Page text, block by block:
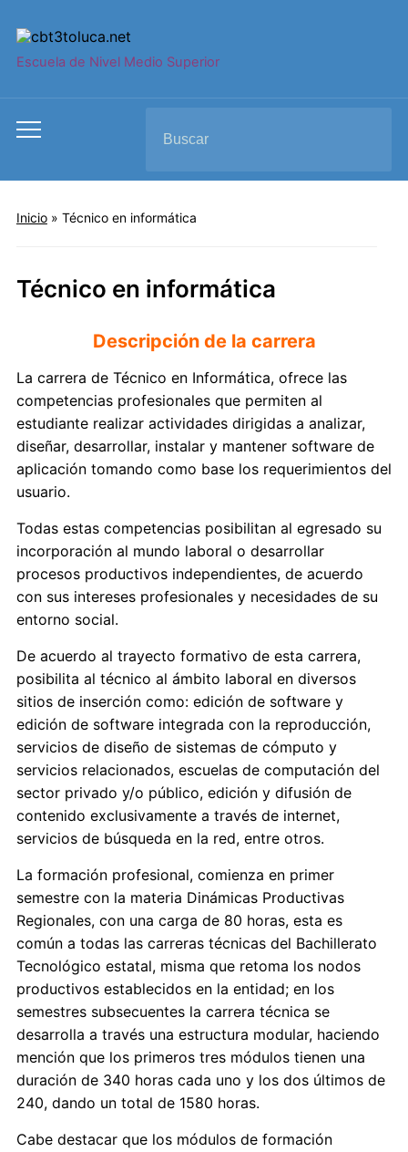
Escuela de Nivel Medio Superior
Toggle
menu
for:
Inicio» Técnico en informática
Técnico en informática
Descripción de la carrera
La carrera de Técnico en Informática, ofrece las
competencias profesionales que permiten al
estudiante realizar actividades dirigidas a analizar,
diseñar, desarrollar, instalar y mantener software de
aplicación tomando como base los requerimientos del
usuario.
Todas estas competencias posibilitan al egresado su
incorporación al mundo laboral o desarrollar
procesos productivos independientes, de acuerdo
con sus intereses profesionales y necesidades de su
entorno social.
De acuerdo al trayecto formativo de esta carrera,
posibilita al técnico al ámbito laboral en diversos
sitios de inserción como: edición de software y
edición de software integrada con la reproducción,
servicios de diseño de sistemas de cómputo y
servicios relacionados, escuelas de computación del
sector privado y/o público, edición y difusión de
contenido exclusivamente a través de internet,
servicios de búsqueda en la red, entre otros.
La formación profesional, comienza en primer
semestre con la materia Dinámicas Productivas
Regionales, con una carga de 80 horas, esta es
común a todas las carreras técnicas del Bachillerato
Tecnológico estatal, misma que retoma los nodos
productivos establecidos en la entidad; en los
semestres subsecuentes la carrera técnica se
desarrolla a través una estructura modular, haciendo
mención que los primeros tres módulos tienen una
duración de 340 horas cada uno y los dos últimos de
240, dando un total de 1580 horas.
Cabe destacar que los módulos de formación